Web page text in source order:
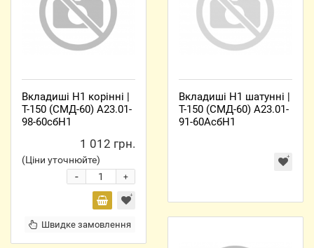
Вкладиші Н1 корінні |
Т-150 (СМД-60) А23.01-
98-60сбН1
1 012 грн.
(Ціни уточнюйте)
+
-
Швидке замовлення
Вкладиші Н1 шатунні |
Т-150 (СМД-60) А23.01-
91-60АсбН1